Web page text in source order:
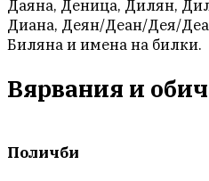
Даяна, Деница, Дилян,
Диана, Деян/Деан/Дея/
Биляна и имена на билки.
Вярвания и
Поличби